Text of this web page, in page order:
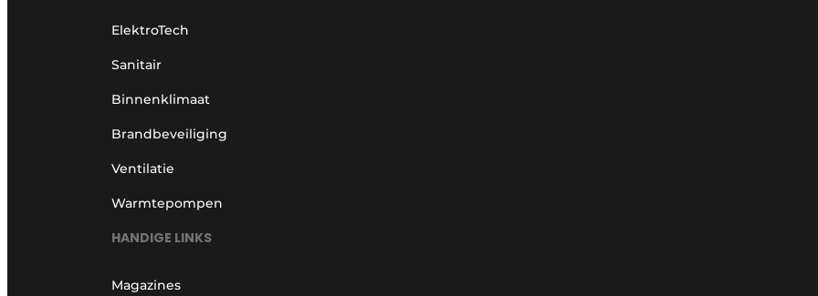
ElektroTech
Sanitair
Binnenklimaat
Brandbeveiliging
Ventilatie
Warmtepompen
HANDIGE LINKS
Magazines